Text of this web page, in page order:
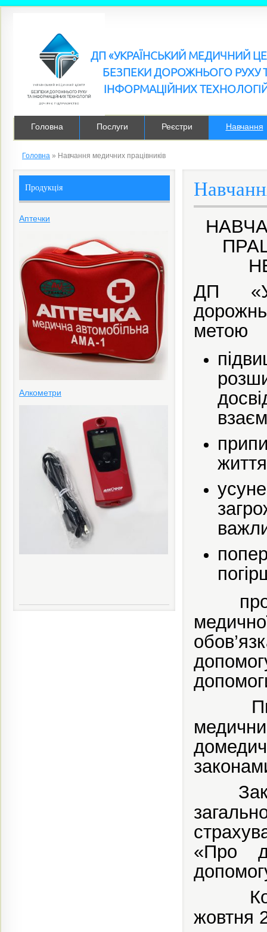
ДП «УКРАЇНСЬКИЙ МЕДИЧНИЙ
БЕЗПЕКИ ДОРОЖНЬОГО РУХУ
ІНФОРМАЦІЙНИХ
Головна Послуги Реєстри Навчання
Головна » Навчання медичних працівників
ДП
метою
«Про
жовтня
Продукція
Аптечки
Алкометри